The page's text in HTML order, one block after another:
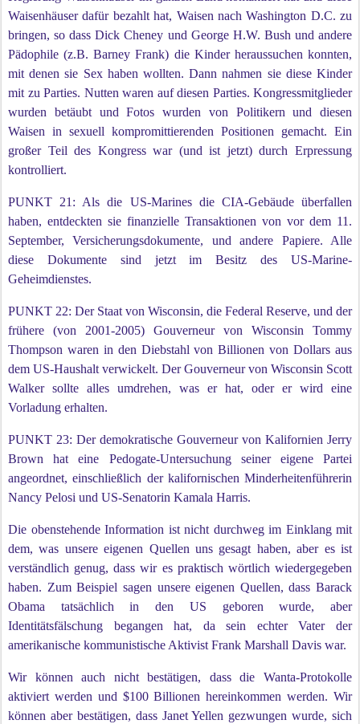
Waisenhäuser dafür bezahlt hat, Waisen nach Washington D.C. zu
bringen, so dass Dick Cheney und George H.W. Bush und andere
Pädophile (z.B. Barney Frank) die Kinder heraussuchen konnten,
mit denen sie Sex haben wollten. Dann nahmen sie diese Kinder
mit zu Parties. Nutten waren auf diesen Parties. Kongressmitglieder
wurden betäubt und Fotos wurden von Politikern und diesen
Waisen in sexuell kompromittierenden Positionen gemacht. Ein
großer Teil des Kongress war (und ist jetzt) durch Erpressung
kontrolliert.
PUNKT 21: Als die US-Marines die CIA-Gebäude überfallen
haben, entdeckten sie finanzielle Transaktionen von vor dem 11.
September, Versicherungsdokumente, und andere Papiere. Alle
diese Dokumente sind jetzt im Besitz des US-Marine-
Geheimdienstes.
PUNKT 22: Der Staat von Wisconsin, die Federal Reserve, und der
frühere (von 2001-2005) Gouverneur von Wisconsin Tommy
Thompson waren in den Diebstahl von Billionen von Dollars aus
dem US-Haushalt verwickelt. Der Gouverneur von Wisconsin Scott
Walker sollte alles umdrehen, was er hat, oder er wird eine
Vorladung erhalten.
PUNKT 23: Der demokratische Gouverneur von Kalifornien Jerry
Brown hat eine Pedogate-Untersuchung seiner eigene Partei
angeordnet, einschließlich der kalifornischen Minderheitenführerin
Nancy Pelosi und US-Senatorin Kamala Harris.
Die obenstehende Information ist nicht durchweg im Einklang mit
dem, was unsere eigenen Quellen uns gesagt haben, aber es ist
verständlich genug, dass wir es praktisch wörtlich wiedergegeben
haben. Zum Beispiel sagen unsere eigenen Quellen, dass Barack
Obama tatsächlich in den US geboren wurde, aber
Identitätsfälschung begangen hat, da sein echter Vater der
amerikanische kommunistische Aktivist Frank Marshall Davis war.
Wir können auch nicht bestätigen, dass die Wanta-Protokolle
aktiviert werden und $100 Billionen hereinkommen werden. Wir
können aber bestätigen, dass Janet Yellen gezwungen wurde, sich